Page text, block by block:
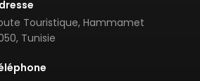
Touristique, Hammamet
Tunisie